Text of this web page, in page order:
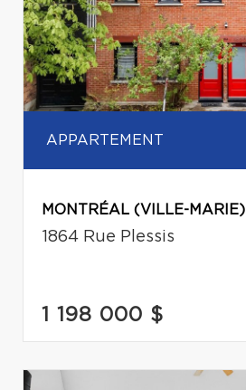
APPARTEMENT
MONTRÉAL (VILLE-MARIE)
1864 Rue Plessis
1 198 000 $